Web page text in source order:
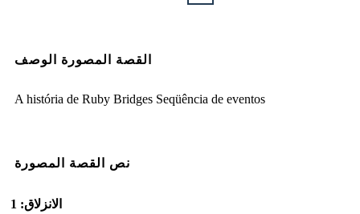
القصة المصورة الوصف
A história de Ruby Bridges Seqüência de eventos
نص القصة المصورة
الانزلاق: 1